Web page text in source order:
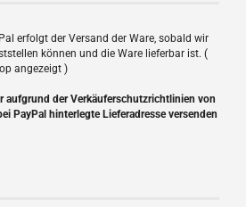
erfolgt der Versand der Ware, sobald wir
können und die Ware lieferbar ist. (
angezeigt )
aufgrund der Verkäuferschutzrichtlinien von
PayPal hinterlegte Lieferadresse versenden